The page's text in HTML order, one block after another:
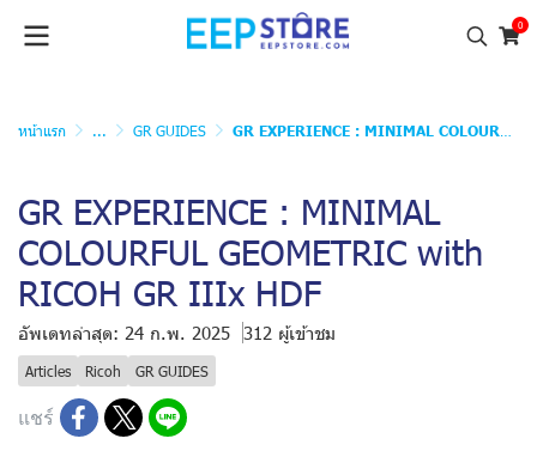
0
หน้าแรก ... GR GUIDES GR EXPERIENCE : MINIMAL COLOURFUL GEOMETRIC with RICOH GR IIIx HDF
GR EXPERIENCE : MINIMAL
COLOURFUL GEOMETRIC with
RICOH GR IIIx HDF
อัพเดทล่าสุด: 24 ก.พ. 2025 312 ผู้เข้าชม
Articles Ricoh GR GUIDES
แชร์